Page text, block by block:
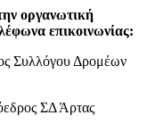
οργανωτική
επικοινωνίας:
Συλλόγου Δρομέων
ΣΔ Άρτας